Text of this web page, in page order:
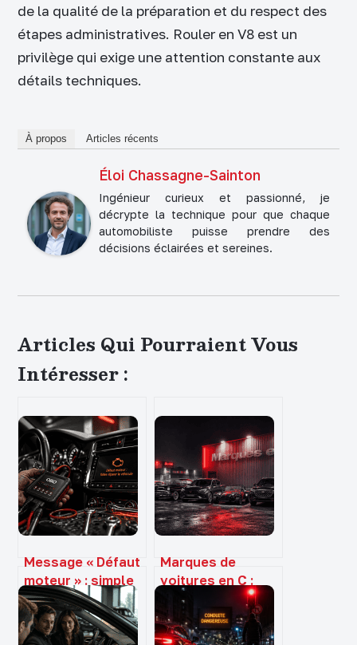
de la qualité de la préparation et du respect des
étapes administratives. Rouler en V8 est un
privilège qui exige une attention constante aux
détails techniques.
À propos Articles récents
Éloi Chassagne-Sainton
Ingénieur curieux et passionné, je
décrypte la technique pour que chaque
automobiliste puisse prendre des
décisions éclairées et sereines.
Articles Qui Pourraient Vous
Intéresser :
Message « Défaut
moteur » : simple
bug électronique
ou panne
mécanique
Marques de
voitures en C :
entre héritage
industriel et
révolution